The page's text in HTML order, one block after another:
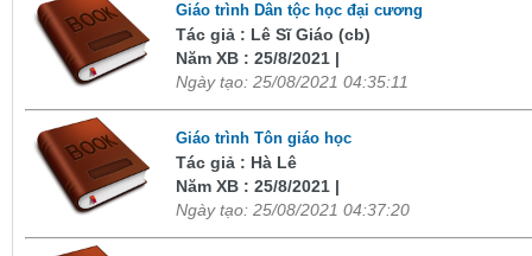
Giáo trình Dân tộc học đại cương
Tác giả : Lê Sĩ Giáo (cb)
Năm XB : 25/8/2021 |
Ngày tạo: 25/08/2021 04:35:11
Giáo trình Tôn giáo học
Tác giả : Hà Lê
Năm XB : 25/8/2021 |
Ngày tạo: 25/08/2021 04:37:20